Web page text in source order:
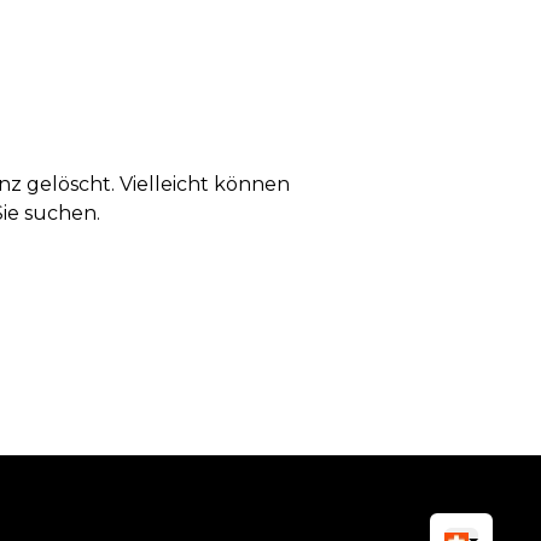
gelöscht. Vielleicht können
suchen.